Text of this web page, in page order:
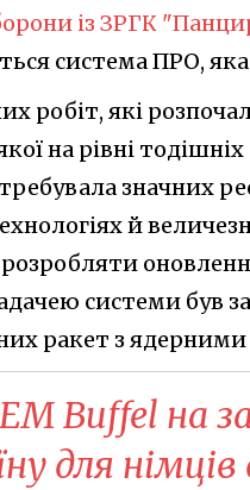
із ЗРГК
система ПРО, яка
робіт, які
на рівні
значних
й
системи був
ракет з
Buffel на
для німців